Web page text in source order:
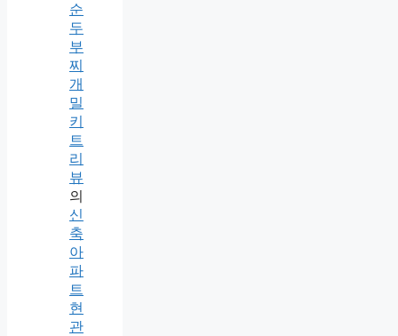
순
두
부
찌
개
밀
키
트
리
뷰
의
신
축
아
파
트
현
관